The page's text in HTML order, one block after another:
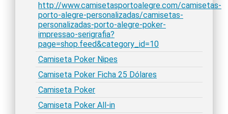
http://www.camisetasportoalegre.com/camisetas-
porto-alegre-personalizadas/camisetas-
personalizadas-porto-alegre-poker-
impressao-serigrafia?
page=shop.feed&category_id=10
Camiseta Poker Nipes
Camiseta Poker Ficha 25 Dólares
Camiseta Poker
Camiseta Poker All-in